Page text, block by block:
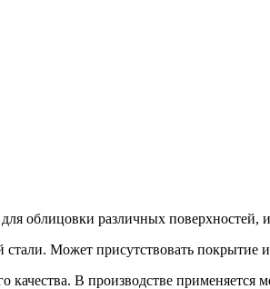
облицовки различных поверхностей,
Может присутствовать покрытие
качества. В производстве